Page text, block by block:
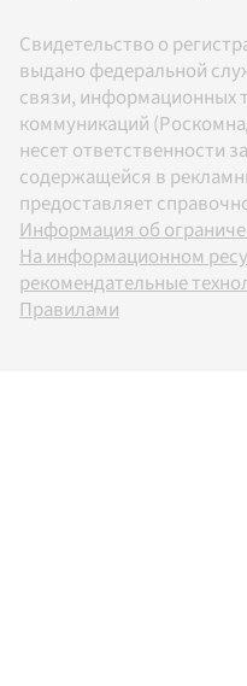
Свидетельство о
выдано федеральной
связи, информационных
коммуникаций
несет ответственности
содержащейся в
предоставляет
Информация об
На информационном
рекомендательные
Правилами